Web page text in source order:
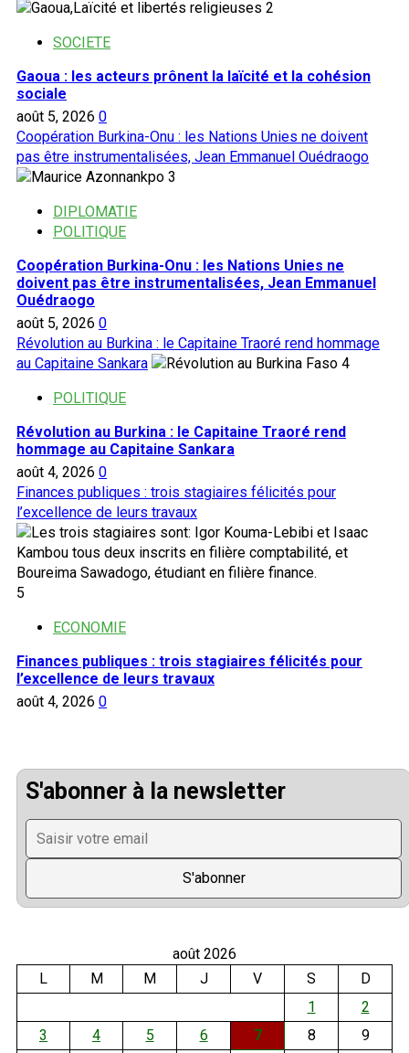
2
SOCIETE
Gaoua : les acteurs prônent la laïcité et la cohésion
sociale
août 5, 2026 0
Coopération Burkina-Onu : les Nations Unies ne doivent
pas être instrumentalisées, Jean Emmanuel Ouédraogo
3
DIPLOMATIE
POLITIQUE
Coopération Burkina-Onu : les Nations Unies ne
doivent pas être instrumentalisées, Jean Emmanuel
Ouédraogo
août 5, 2026 0
Révolution au Burkina : le Capitaine Traoré rend hommage
au Capitaine Sankara
4
POLITIQUE
Révolution au Burkina : le Capitaine Traoré rend
hommage au Capitaine Sankara
août 4, 2026 0
Finances publiques : trois stagiaires félicités pour
l’excellence de leurs travaux
5
ECONOMIE
Finances publiques : trois stagiaires félicités pour
l’excellence de leurs travaux
août 4, 2026 0
S'abonner à la newsletter
août 2026
L
M M J V S
D
1
2
3
4 5 6 7 8
9